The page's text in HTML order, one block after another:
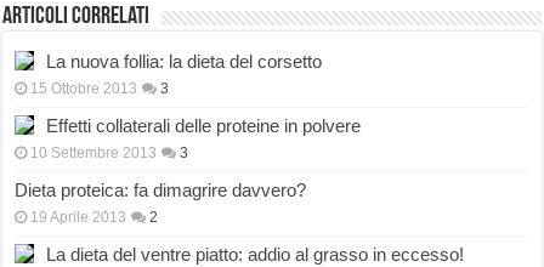
Articoli correlati
La nuova follia: la dieta del corsetto
15 Ottobre 2013 3
Effetti collaterali delle proteine in polvere
10 Settembre 2013 3
Dieta proteica: fa dimagrire davvero?
19 Aprile 2013 2
La dieta del ventre piatto: addio al grasso in eccesso!